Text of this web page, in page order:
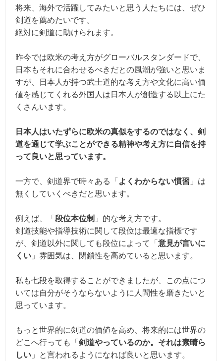
将来、海外で活躍してみたいと思う人たちには、ぜひ
剣道を薦めたいです。
絶対に剣道に助けられます。
昨今では欧米の考え方がグローバルスタンダードで、
日本もそれに合わせるべきだとの風潮が強いと思いま
すが、日本人が持つ武士道的な考え方や文化に高い価
値を感じてくれる外国人は日本人が創造する以上にた
くさんいます。
日本人はいたずらに欧米の真似をするのではなく、剣
道を通じて学ぶことができる精神や考え方に自信を持
って良いと思っています。
一方で、剣道界で時々ある「 よくわからない慣習 」は
無くしていくべきだと思います。
例えば、「 段位本位制 」的な考え方です。
剣道技能や指導技術に関して段位は最適な指標です
が、剣道以外に関しても段位によって「 意見が言いに
くい 」雰囲気は、閉鎖性を高めていると思います。
私も七段を取得することができましたが、この点につ
いては自分がそうならないように人間性を磨きたいと
思っています。
もっと世界的に剣道の価値を高め、将来的には世界の
どこへ行っても「 剣道やっているのか。それは素晴ら
しい 」と言われるようになれば良いと思います。